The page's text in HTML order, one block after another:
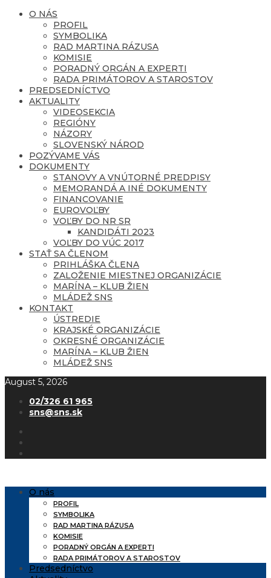
O NÁS
PROFIL
SYMBOLIKA
RAD MARTINA RÁZUSA
KOMISIE
PORADNÝ ORGÁN A EXPERTI
RADA PRIMÁTOROV A STAROSTOV
PREDSEDNÍCTVO
AKTUALITY
VIDEOSEKCIA
REGIÓNY
NÁZORY
SLOVENSKÝ NÁROD
POZÝVAME VÁS
DOKUMENTY
STANOVY A VNÚTORNÉ PREDPISY
MEMORANDÁ A INÉ DOKUMENTY
FINANCOVANIE
EUROVOĽBY
VOĽBY DO NR SR
KANDIDÁTI 2023
VOĽBY DO VÚC 2017
STAŤ SA ČLENOM
PRIHLÁŠKA ČLENA
ZALOŽENIE MIESTNEJ ORGANIZÁCIE
MARÍNA – KLUB ŽIEN
MLÁDEŽ SNS
KONTAKT
ÚSTREDIE
KRAJSKÉ ORGANIZÁCIE
OKRESNÉ ORGANIZÁCIE
MARÍNA – KLUB ŽIEN
MLÁDEŽ SNS
August 5, 2026
02/326 61 965
sns@sns.sk
O nás
PROFIL
SYMBOLIKA
RAD MARTINA RÁZUSA
KOMISIE
PORADNÝ ORGÁN A EXPERTI
RADA PRIMÁTOROV A STAROSTOV
Predsedníctvo